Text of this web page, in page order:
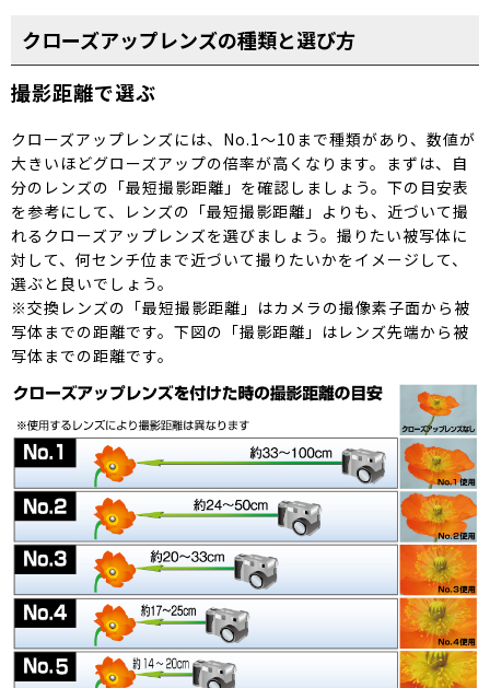
クローズアップレンズの種類と選び方
撮影距離で選ぶ
クローズアップレンズには、No.1～10まで種類があり、数値が
大きいほどグローズアップの倍率が高くなります。まずは、自
分のレンズの「最短撮影距離」を確認しましょう。下の目安表
を参考にして、レンズの「最短撮影距離」よりも、近づいて撮
れるクローズアップレンズを選びましょう。撮りたい被写体に
対して、何センチ位まで近づいて撮りたいかをイメージして、
選ぶと良いでしょう。
※交換レンズの「最短撮影距離」はカメラの撮像素子面から被
写体までの距離です。下図の「撮影距離」はレンズ先端から被
写体までの距離です。